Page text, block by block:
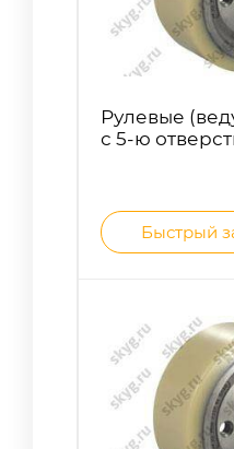
Рулевые
с 5-ю
Быстрый